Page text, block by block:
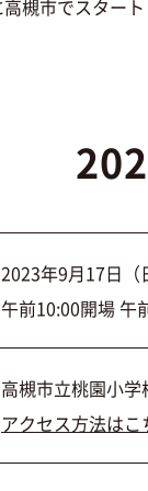
槻市でスター
2023年9月17日（
午前10:00開場 午
高槻市立桃園小学
アクセス方法はこ